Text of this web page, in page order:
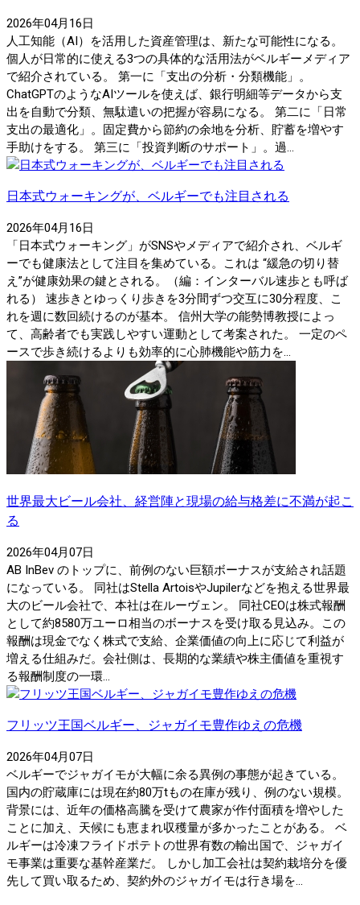
2026年04月16日
人工知能（AI）を活用した資産管理は、新たな可能性になる。
個人が日常的に使える3つの具体的な活用法がベルギーメディア
で紹介されている。 第一に「支出の分析・分類機能」。
ChatGPTのようなAIツールを使えば、銀行明細等データから支
出を自動で分類、無駄遣いの把握が容易になる。 第二に「日常
支出の最適化」。固定費から節約の余地を分析、貯蓄を増やす
手助けをする。 第三に「投資判断のサポート」。過...
日本式ウォーキングが、ベルギーでも注目される
2026年04月16日
「日本式ウォーキング」がSNSやメディアで紹介され、ベルギ
ーでも健康法として注目を集めている。これは “緩急の切り替
え”が健康効果の鍵とされる。（編：インターバル速歩とも呼ば
れる） 速歩きとゆっくり歩きを3分間ずつ交互に30分程度、こ
れを週に数回続けるのが基本。 信州大学の能勢博教授によっ
て、高齢者でも実践しやすい運動として考案された。 一定のペ
ースで歩き続けるよりも効率的に心肺機能や筋力を...
世界最大ビール会社、経営陣と現場の給与格差に不満が起こ
る
2026年04月07日
AB InBev のトップに、前例のない巨額ボーナスが支給され話題
になっている。 同社はStella ArtoisやJupilerなどを抱える世界最
大のビール会社で、本社は在ルーヴェン。 同社CEOは株式報酬
として約8580万ユーロ相当のボーナスを受け取る見込み。この
報酬は現金でなく株式で支給、企業価値の向上に応じて利益が
増える仕組みだ。会社側は、長期的な業績や株主価値を重視す
る報酬制度の一環...
フリッツ王国ベルギー、ジャガイモ豊作ゆえの危機
2026年04月07日
ベルギーでジャガイモが大幅に余る異例の事態が起きている。
国内の貯蔵庫には現在約80万tもの在庫が残り、例のない規模。
背景には、近年の価格高騰を受けて農家が作付面積を増やした
ことに加え、天候にも恵まれ収穫量が多かったことがある。 ベ
ルギーは冷凍フライドポテトの世界有数の輸出国で、ジャガイ
モ事業は重要な基幹産業だ。 しかし加工会社は契約栽培分を優
先して買い取るため、契約外のジャガイモは行き場を...